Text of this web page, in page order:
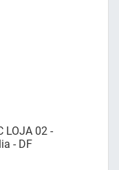
LOJA 02 -
- DF